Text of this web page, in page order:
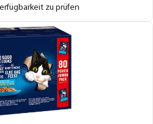
zu prüfen